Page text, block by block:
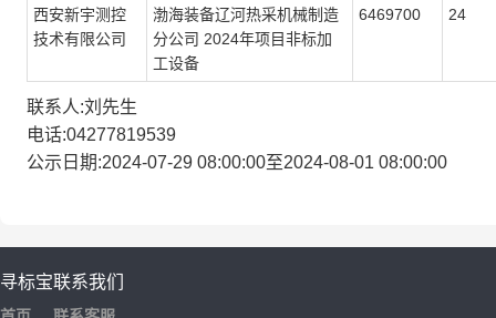
西安新宇测控
技术有限公司
渤海装备辽河热采机械制造
分公司 2024年项目非标加
工设备
6469700 24
联系人:刘先生
电话:04277819539
公示日期:2024-07-29 08:00:00至2024-08-01 08:00:00
寻标宝联系我们